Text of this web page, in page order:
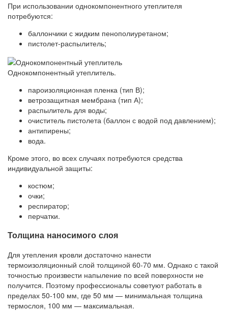
При использовании однокомпонентного утеплителя
потребуются:
баллончики с жидким пенополиуретаном;
пистолет-распылитель;
Однокомпонентный утеплитель.
пароизоляционная пленка (тип В);
ветрозащитная мембрана (тип А);
распылитель для воды;
очиститель пистолета (баллон с водой под давлением);
антипирены;
вода.
Кроме этого, во всех случаях потребуются средства
индивидуальной защиты:
костюм;
очки;
респиратор;
перчатки.
Толщина наносимого слоя
Для утепления кровли достаточно нанести
термоизоляционный слой толщиной 60-70 мм. Однако с такой
точностью произвести напыление по всей поверхности не
получится. Поэтому профессионалы советуют работать в
пределах 50-100 мм, где 50 мм — минимальная толщина
термослоя, 100 мм — максимальная.